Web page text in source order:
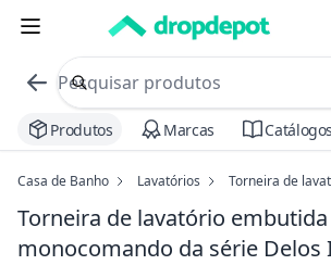
commerce search no header
Procurar
Produtos Marcas Catálogos
Casa de Banho Lavatórios Torneira de
Torneira de lavatório embutida
monocomando da série Delos